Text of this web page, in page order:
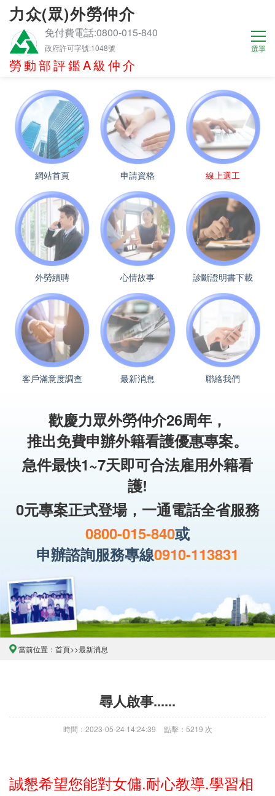
力众(眾)外勞仲介
免付費電話:0800-015-840
政府許可字號:1048號
勞動部評鑑A級仲介
網站首頁 申請資格 線上選工
外勞續聘 心情故事 診斷證明書下載
客戶滿意度調查 最新消息 聯絡我們
歡慶力眾外勞仲介26周年，
推出免費申辦外籍看護優惠專案。
急件最快1~7天即可合法雇用外籍看
護!
0元專案正式登場，一通電話全省服務
0800-015-840或
申辦諮詢服務專線0910-113831
當前位置： 首頁>>最新消息
尋人啟事......
時間：2023-05-24 14:24:39 點擊：5219 次
誠懇希望您能對女傭.耐心教導.學習相